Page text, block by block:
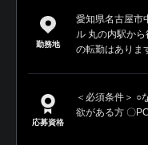
勤務地
愛知県名古屋
ル 丸の内駅か
の転勤はありま
応募資格
＜必須条件＞ ○
欲がある方 〇